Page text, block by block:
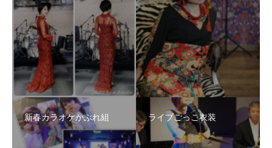
新春カラオケかぶれ組 ライブごっこ衣装